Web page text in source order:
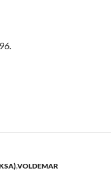
,VOLDEMAR